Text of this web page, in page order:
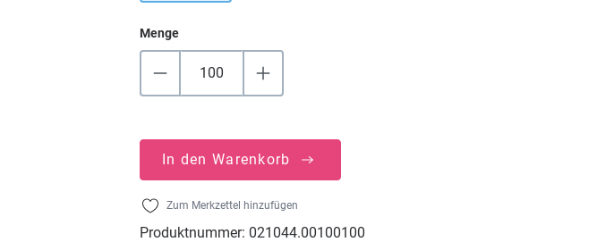
Menge
In den Warenkorb
Zum Merkzettel hinzufügen
Produktnummer: 021044.00100100